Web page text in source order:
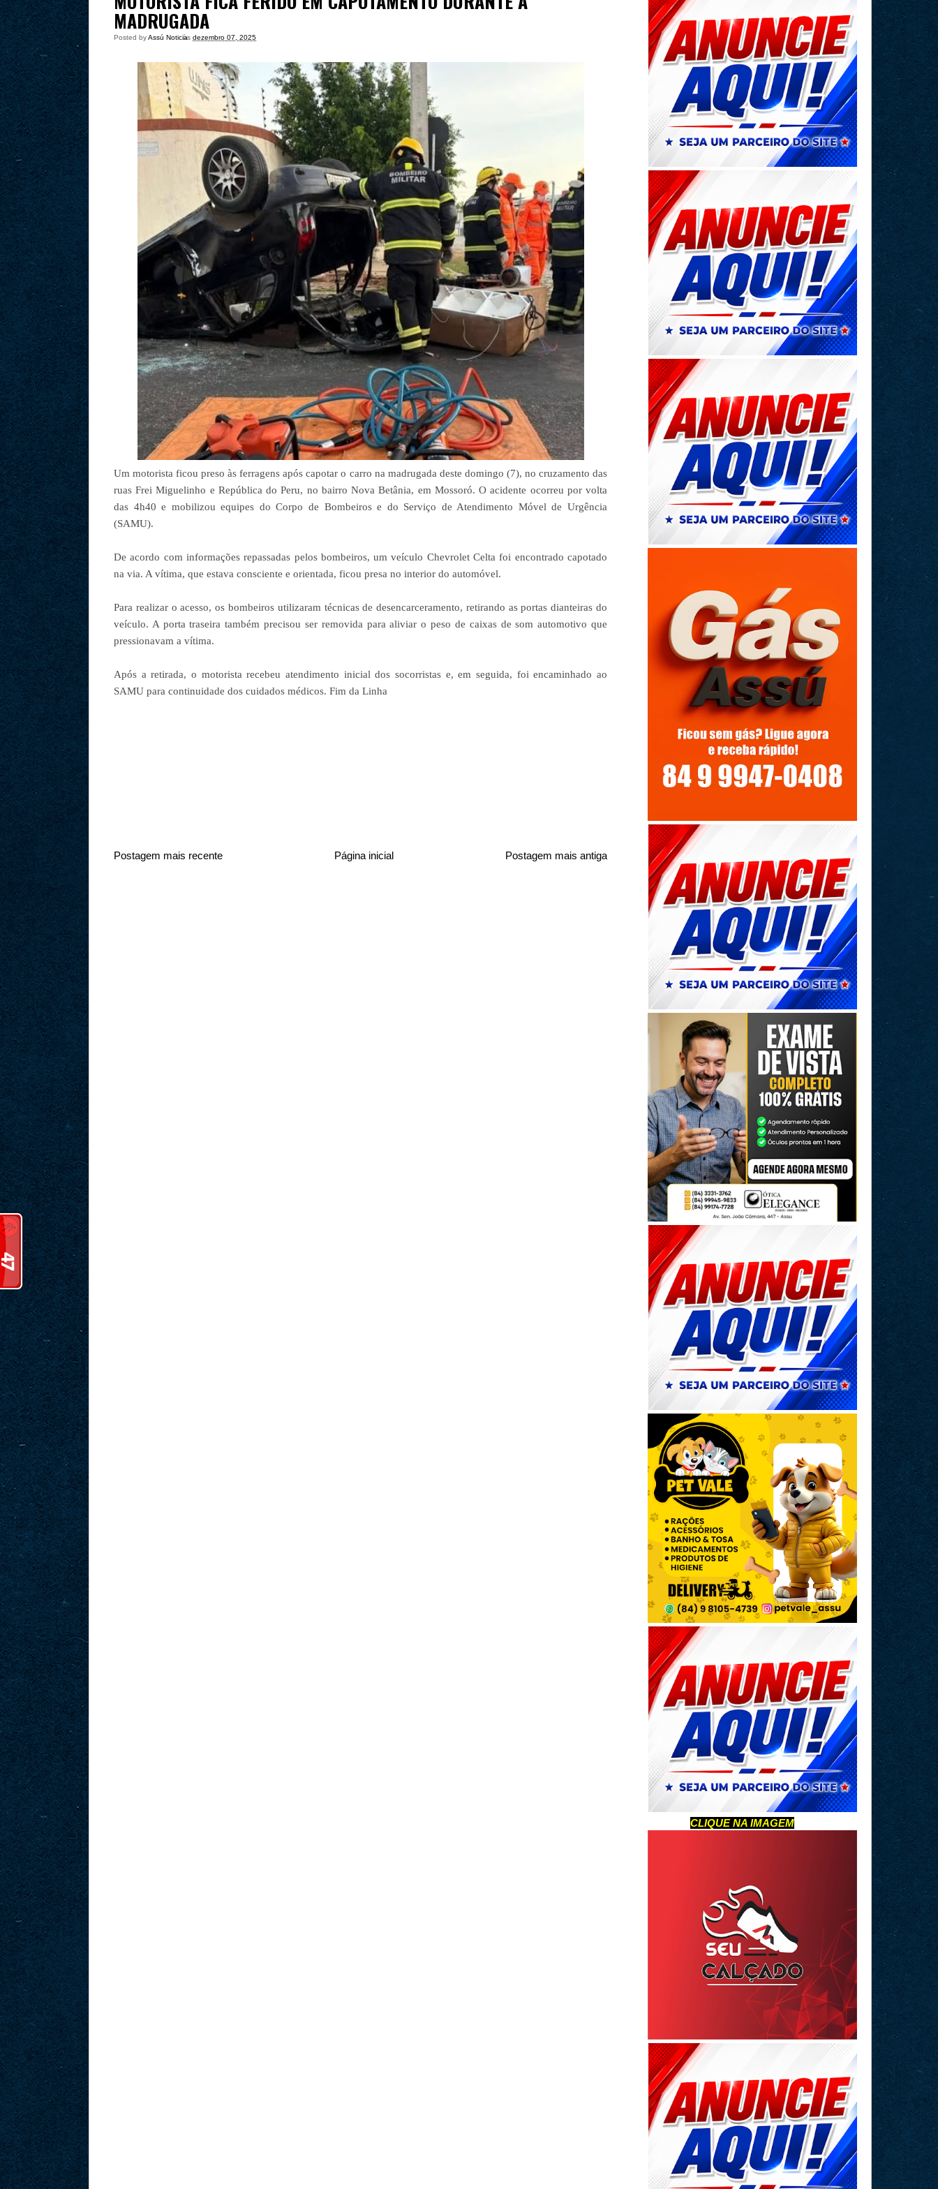
MADRUGADA
Posted byAssú Noticia
às dezembro 07, 2025
Um motorista ficou preso às ferragens após capotar o carro na madrugada deste domingo (7), no cruzamento das
ruas Frei Miguelinho e República do Peru, no bairro Nova Betânia, em Mossoró. O acidente ocorreu por volta
das 4h40 e mobilizou equipes do Corpo de Bombeiros e do Serviço de Atendimento Móvel de Urgência
(SAMU).
De acordo com informações repassadas pelos bombeiros, um veículo Chevrolet Celta foi encontrado capotado
na via. A vítima, que estava consciente e orientada, ficou presa no interior do automóvel.
Para realizar o acesso, os bombeiros utilizaram técnicas de desencarceramento, retirando as portas dianteiras do
veículo. A porta traseira também precisou ser removida para aliviar o peso de caixas de som automotivo que
pressionavam a vítima.
Após a retirada, o motorista recebeu atendimento inicial dos socorristas e, em seguida, foi encaminhado ao
SAMU para continuidade dos cuidados médicos. Fim da Linha
Postagem mais recente Postagem mais antiga
Página inicial
CLIQUE NA IMAGEM